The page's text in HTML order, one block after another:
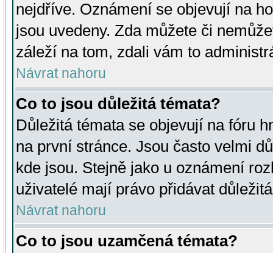
nejdříve. Oznámení se objevují na
jsou uvedeny. Zda můžete či
záleží na tom, zdali vám to
Návrat nahoru
Co to jsou důležitá témata?
Důležitá témata se objevují na fóru
na první stránce. Jsou často velmi
kde jsou. Stejně jako u oznámení
uživatelé mají právo přidávat
Návrat nahoru
Co to jsou uzamčená témata?